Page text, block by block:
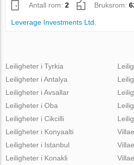
Antall rom:2 Bruksrom:
Leverage Investments Ltd.
Leiligheter i Tyrkia
Leiligheter i Antalya
Leiligheter i Avsallar
Leiligheter i Oba
Leiligheter i Cikcilli
Leiligheter i Konyaalti
Leiligheter i Istanbul
Leiligheter i Konakli